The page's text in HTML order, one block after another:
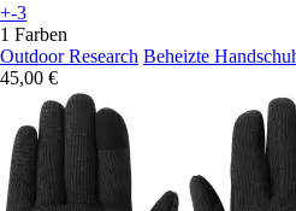
+-3
1 Farben
Outdoor Research Beheizte
45,00 €